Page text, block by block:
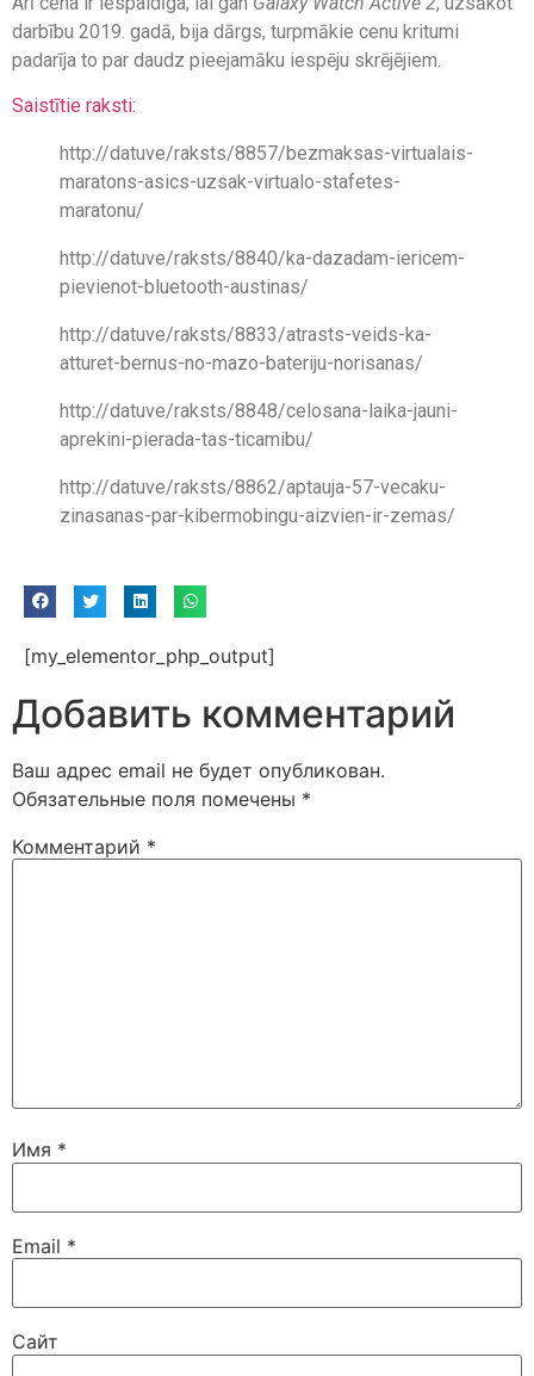
darbību 2019. gadā, bija dārgs, turpmākie cenu kritumi
padarīja to par daudz pieejamāku iespēju skrējējiem.
Saistītie raksti:
http://datuve/raksts/8857/bezmaksas-virtualais-
maratons-asics-uzsak-virtualo-stafetes-
maratonu/
http://datuve/raksts/8840/ka-dazadam-iericem-
pievienot-bluetooth-austinas/
http://datuve/raksts/8833/atrasts-veids-ka-
atturet-bernus-no-mazo-bateriju-norisanas/
http://datuve/raksts/8848/celosana-laika-jauni-
aprekini-pierada-tas-ticamibu/
http://datuve/raksts/8862/aptauja-57-vecaku-
zinasanas-par-kibermobingu-aizvien-ir-zemas/
[my_elementor_php_output]
Добавить комментарий
Ваш адрес email не будет опубликован.
Обязательные поля помечены *
Комментарий *
Имя *
Email *
Сайт